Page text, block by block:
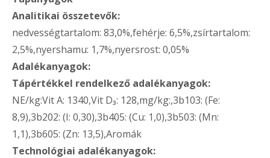
Analitikai összetevők:
nedvességtartalom: 83,0%,fehérje: 6,5%,zsírtartalom:
2,5%,nyershamu: 1,7%,nyersrost: 0,05%
Adalékanyagok:
Tápértékkel rendelkező adalékanyagok:
NE/kg:Vit A: 1340,Vit D₃: 128,mg/kg:,3b103: (Fe:
8,9),3b202: (I: 0,30),3b405: (Cu: 1,0),3b503: (Mn:
1,1),3b605: (Zn: 13,5),Aromák
Technológiai adalékanyagok: